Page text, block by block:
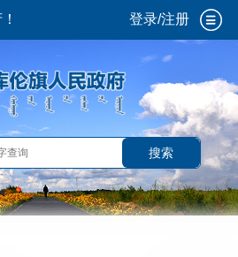
登录/注册
搜索